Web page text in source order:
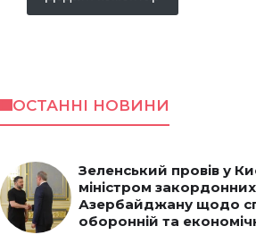
ОСТАННІ НОВИНИ
Зеленський провів у
міністром
Азербайджану щодо
оборонній та